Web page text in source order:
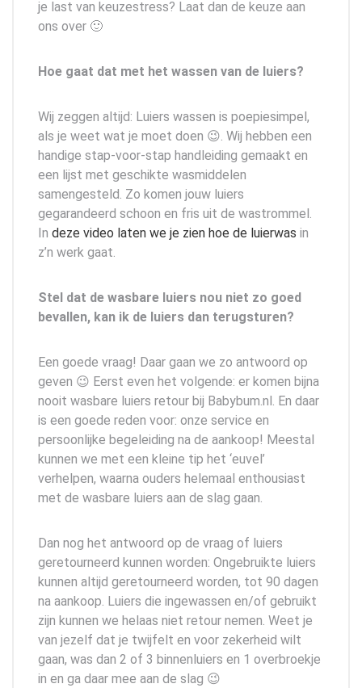
je last van keuzestress? Laat dan de keuze aan
ons over 🙂
Hoe gaat dat met het wassen van de luiers?
Wij zeggen altijd: Luiers wassen is poepiesimpel,
als je weet wat je moet doen 😉. Wij hebben een
handige stap-voor-stap handleiding gemaakt en
een lijst met geschikte wasmiddelen
samengesteld. Zo komen jouw luiers
gegarandeerd schoon en fris uit de wastrommel.
In deze video laten we je zien hoe de luierwas in
z’n werk gaat.
Stel dat de wasbare luiers nou niet zo goed
bevallen, kan ik de luiers dan terugsturen?
Een goede vraag! Daar gaan we zo antwoord op
geven 😉 Eerst even het volgende: er komen bijna
nooit wasbare luiers retour bij Babybum.nl. En daar
is een goede reden voor: onze service en
persoonlijke begeleiding na de aankoop! Meestal
kunnen we met een kleine tip het ‘euvel’
verhelpen, waarna ouders helemaal enthousiast
met de wasbare luiers aan de slag gaan.
Dan nog het antwoord op de vraag of luiers
geretourneerd kunnen worden: Ongebruikte luiers
kunnen altijd geretourneerd worden, tot 90 dagen
na aankoop. Luiers die ingewassen en/of gebruikt
zijn kunnen we helaas niet retour nemen. Weet je
van jezelf dat je twijfelt en voor zekerheid wilt
gaan, was dan 2 of 3 binnenluiers en 1 overbroekje
in en ga daar mee aan de slag 😉